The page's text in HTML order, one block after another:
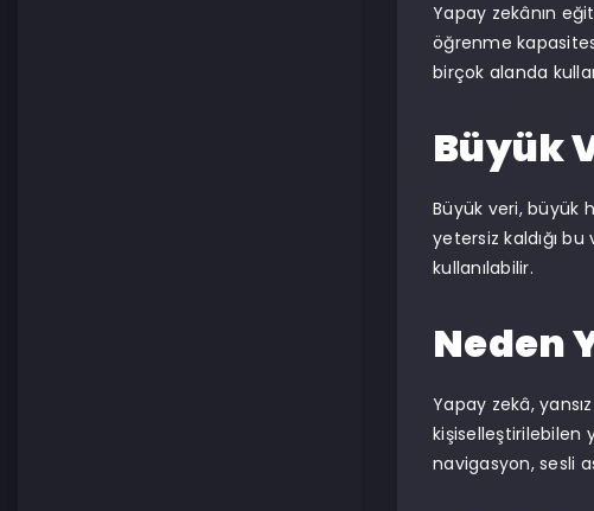
Yapay zekânın
öğrenme
birçok alanda
Büyük
Büyük veri, büyük
yetersiz kaldığı
kullanılabilir.
Neden
Yapay zekâ,
kişiselleştirilebilen
navigasyon, sesli